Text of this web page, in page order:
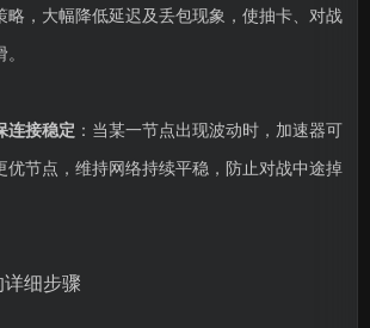
略，大幅降低延迟及丢包现象，使抽卡、对战
连接稳定 ：当某一节点出现波动时，加速器可
优节点，维持网络持续平稳，防止对战中途掉
细步骤